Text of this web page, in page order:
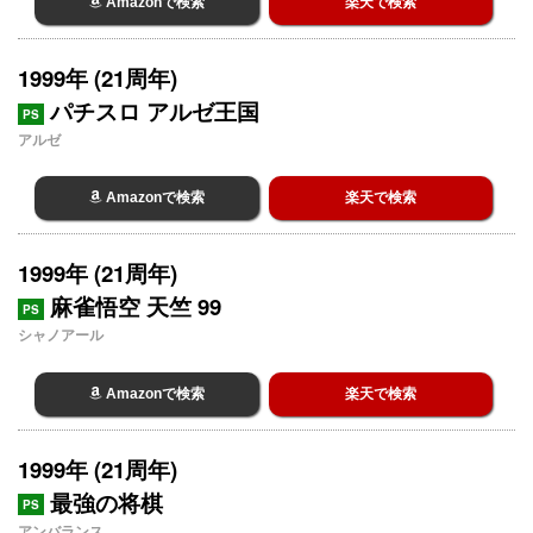
1999年 (21周年)
PS パチスロ アルゼ王国
アルゼ
Amazonで検索 楽天で検索
1999年 (21周年)
PS 麻雀悟空 天竺 99
シャノアール
Amazonで検索 楽天で検索
1999年 (21周年)
PS 最強の将棋